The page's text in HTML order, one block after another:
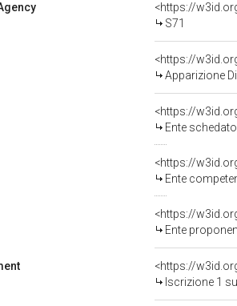
<https://
S71
<https://
Apparizione
<https://
Ente schedatore del bene
<https://
Ente competente per tutela
<https://
Ente
<https://
Iscrizione 1